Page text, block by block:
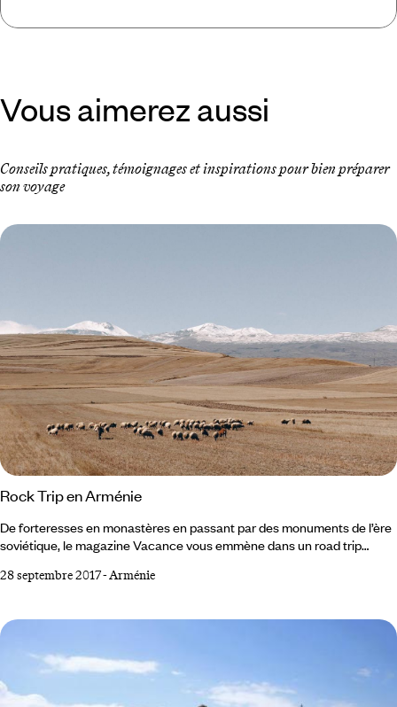
Vous aimerez aussi
Conseils pratiques, témoignages et inspirations pour bien préparer
son voyage
Rock Trip en Arménie
De forteresses en monastères en passant par des monuments de l’ère
soviétique, le magazine Vacance vous emmène dans un road trip
construit sur toutes sortes de roches volcaniques que ses bâtisseurs
récit vertigineux sur le sens et les secrets de la pierre. Planquée au
flanc du Caucase, l’Arménie est une immense carrière de pierres.
28 septembre 2017-Arménie